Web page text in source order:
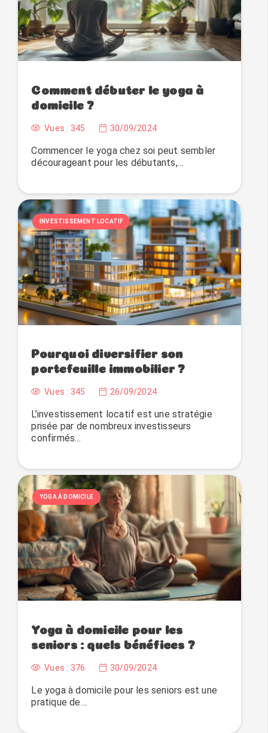
Comment débuter le yoga à
domicile ?
Vues : 345 30/09/2024
Commencer le yoga chez soi peut sembler
décourageant pour les débutants,…
INVESTISSEMENT LOCATIF
Pourquoi diversifier son
portefeuille immobilier ?
Vues : 345 26/09/2024
L’investissement locatif est une stratégie
prisée par de nombreux investisseurs
confirmés…
YOGA À DOMICILE
Yoga à domicile pour les
seniors : quels bénéfices ?
Vues : 376 30/09/2024
Le yoga à domicile pour les seniors est une
pratique de…